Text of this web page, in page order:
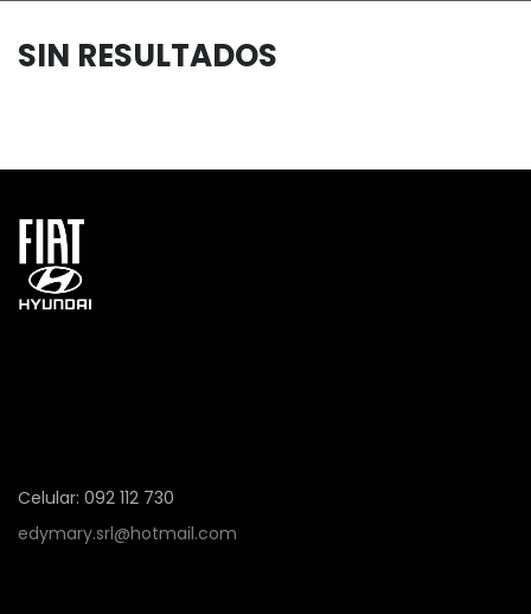
SIN RESULTADOS
Celular: 092 112 730
edymary.srl@hotmail.com